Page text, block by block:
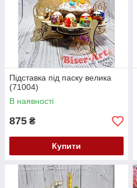
Підставка під паску велика
(71004)
В наявності
875 ₴
Купити